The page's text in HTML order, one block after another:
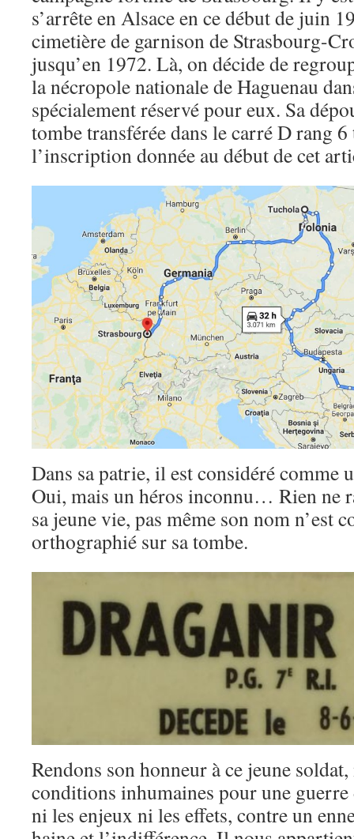
s’arrête en Alsace en ce début de juin
cimetière de garnison de Strasbourg-
jusqu’en 1972. Là, on décide de
la nécropole nationale de Haguenau
spécialement réservé pour eux. Sa
tombe transférée dans le carré D rang
l’inscription donnée au début de cet
Dans sa patrie, il est considéré comme
Oui, mais un héros inconnu… Rien ne
sa jeune vie, pas même son nom n’est
orthographié sur sa tombe.
Rendons son honneur à ce jeune
conditions inhumaines pour une
ni les enjeux ni les effets, contre un